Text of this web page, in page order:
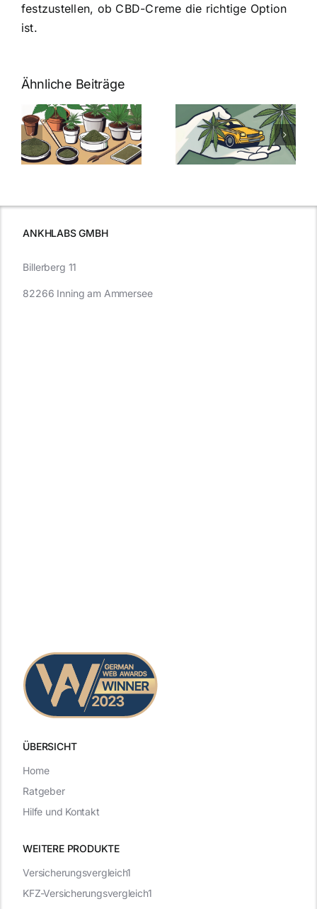
festzustellen, ob CBD-Creme die richtige Option
ist.
Ähnliche Beiträge
Neue THC-
Grenzwert-
Regelung:
Was Sie über
Cannabis und
müssen
Cannabis
Samen
kaufen: Alles
was Sie
ANKHLABS GMBH
ÜBERSICHT
WEITERE PRODUKTE
Billerberg 11
82266 Inning am Ammersee
Versicherungsvergleich1
KFZ-Versicherungsvergleich1
Home
Ratgeber
Hilfe und Kontakt